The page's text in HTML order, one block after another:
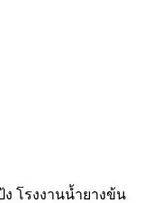
โรงงานน้ำยางข้น